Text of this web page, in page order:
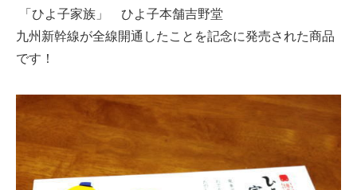
「ひよ子家族」 ひよ子本舗吉野堂
九州新幹線が全線開通したことを記念に発売された商品
です！